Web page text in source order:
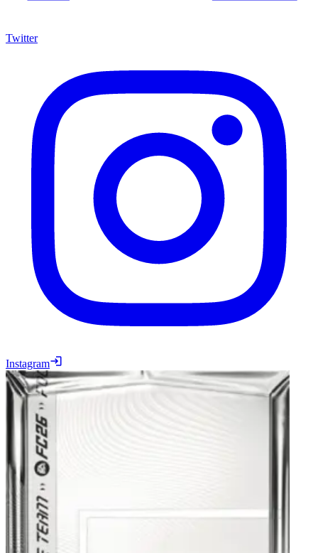
Twitter
Instagram